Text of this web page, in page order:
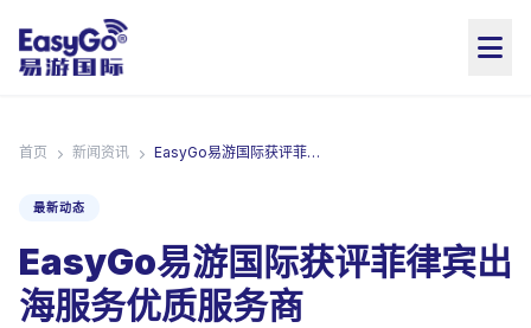
首页 新闻资讯 EasyGo易游国际获评菲律宾出海服务优质服务商
最新动态
EasyGo易游国际获评菲律宾出
海服务优质服务商